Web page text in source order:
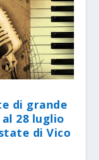
di grande
28 luglio
di Vico